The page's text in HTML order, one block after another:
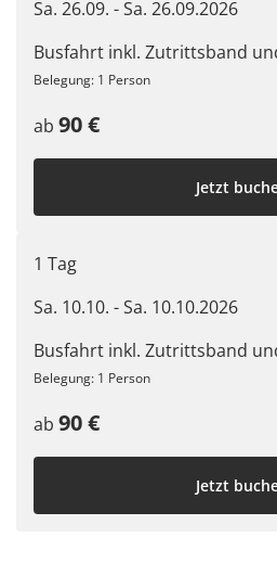
Sa. 26.09. - Sa. 26.09.2026
Busfahrt inkl. Zutrittsband
Belegung: 1 Person
ab 90 €
Jetzt
1 Tag
Sa. 10.10. - Sa. 10.10.2026
Busfahrt inkl. Zutrittsband
Belegung: 1 Person
ab 90 €
Jetzt